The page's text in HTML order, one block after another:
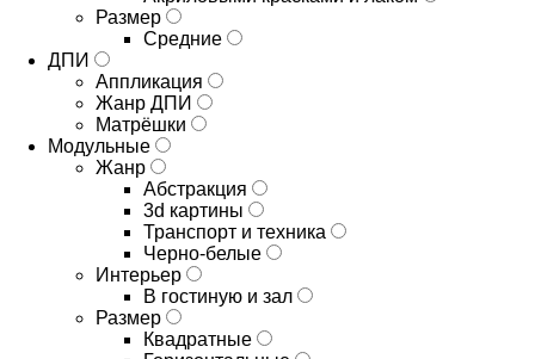
Размер
Средние
ДПИ
Аппликация
Жанр ДПИ
Матрёшки
Модульные
Жанр
Абстракция
3d картины
Транспорт и техника
Черно-белые
Интерьер
В гостиную и зал
Размер
Квадратные